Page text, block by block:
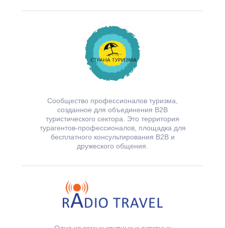
Сообщество профессионалов туризма,
созданное для объединения В2В
туристического сектора. Это территория
турагентов-профессионалов, площадка для
бесплатного консультирования В2В и
дружеского общения.